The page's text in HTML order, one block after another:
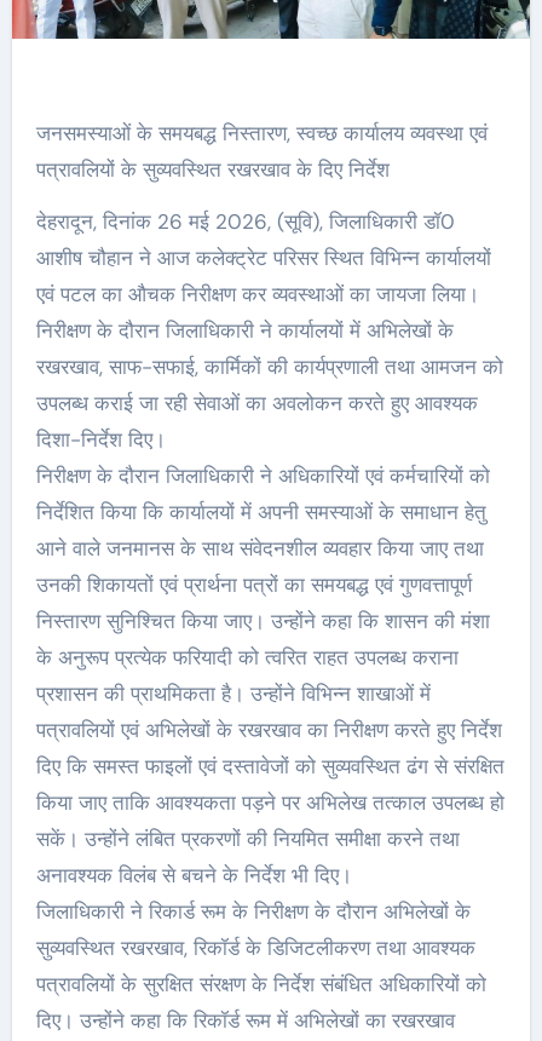
जनसमस्याओं के समयबद्ध निस्तारण, स्वच्छ कार्यालय व्यवस्था एवं
पत्रावलियों के सुव्यवस्थित रखरखाव के दिए निर्देश
देहरादून, दिनांक 26 मई 2026, (सूवि), जिलाधिकारी डॉ0
आशीष चौहान ने आज कलेक्ट्रेट परिसर स्थित विभिन्न कार्यालयों
एवं पटल का औचक निरीक्षण कर व्यवस्थाओं का जायजा लिया।
निरीक्षण के दौरान जिलाधिकारी ने कार्यालयों में अभिलेखों के
रखरखाव, साफ-सफाई, कार्मिकों की कार्यप्रणाली तथा आमजन को
उपलब्ध कराई जा रही सेवाओं का अवलोकन करते हुए आवश्यक
दिशा-निर्देश दिए।
निरीक्षण के दौरान जिलाधिकारी ने अधिकारियों एवं कर्मचारियों को
निर्देशित किया कि कार्यालयों में अपनी समस्याओं के समाधान हेतु
आने वाले जनमानस के साथ संवेदनशील व्यवहार किया जाए तथा
उनकी शिकायतों एवं प्रार्थना पत्रों का समयबद्ध एवं गुणवत्तापूर्ण
निस्तारण सुनिश्चित किया जाए। उन्होंने कहा कि शासन की मंशा
के अनुरूप प्रत्येक फरियादी को त्वरित राहत उपलब्ध कराना
प्रशासन की प्राथमिकता है। उन्होंने विभिन्न शाखाओं में
पत्रावलियों एवं अभिलेखों के रखरखाव का निरीक्षण करते हुए निर्देश
दिए कि समस्त फाइलों एवं दस्तावेजों को सुव्यवस्थित ढंग से संरक्षित
किया जाए ताकि आवश्यकता पड़ने पर अभिलेख तत्काल उपलब्ध हो
सकें। उन्होंने लंबित प्रकरणों की नियमित समीक्षा करने तथा
अनावश्यक विलंब से बचने के निर्देश भी दिए।
जिलाधिकारी ने रिकार्ड रूम के निरीक्षण के दौरान अभिलेखों के
सुव्यवस्थित रखरखाव, रिकॉर्ड के डिजिटलीकरण तथा आवश्यक
पत्रावलियों के सुरक्षित संरक्षण के निर्देश संबंधित अधिकारियों को
दिए। उन्होंने कहा कि रिकॉर्ड रूम में अभिलेखों का रखरखाव